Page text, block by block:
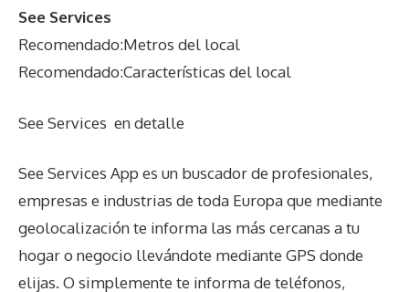
See Services
Recomendado:Metros del local
Recomendado:Características del local
See Services en detalle
See Services App es un buscador de profesionales,
empresas e industrias de toda Europa que mediante
geolocalización te informa las más cercanas a tu
hogar o negocio llevándote mediante GPS donde
elijas. O simplemente te informa de teléfonos,